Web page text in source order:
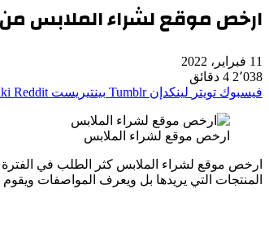
ارخص موقع لشراء الملابس
11 فبراير، 2022
2٬038 4 دقائق
فيسبوك تويتر لينكدإن بينتيريست
ارخص موقع لشراء الملابس
ارخص موقع لشراء الملابس كثر الطلب في
المنتجات التي يريدها بل ويعرف المواصفات